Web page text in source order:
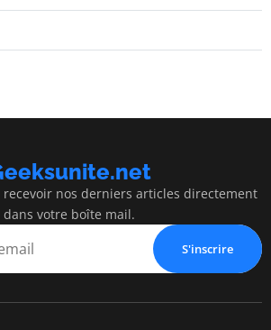
recevoir nos derniers articles directement
dans votre boîte mail.
S'inscrire